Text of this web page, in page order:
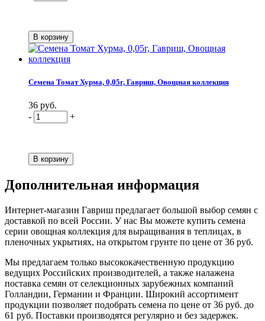
Семена Томат Хурма, 0,05г, Гавриш, Овощная коллекция
36 руб.
-
+
Дополнительная информация
Интернет-магазин Гавриш предлагает большой выбор семян с
доставкой по всей России. У нас Вы можете купить семена
серии овощная коллекция для выращивания в теплицах, в
пленочных укрытиях, на открытом грунте по цене от 36 руб.
Мы предлагаем только высококачественную продукцию
ведущих Российских производителей, а также налажена
поставка семян от селекционных зарубежных компаний
Голландии, Германии и Франции. Широкий ассортимент
продукции позволяет подобрать семена по цене от 36 руб. до
61 руб. Поставки производятся регулярно и без задержек.